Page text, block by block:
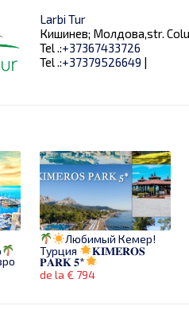
Larbi Tur
Кишинев; Молдова,str.
Tel .:+37367433726
Tel .:+37379526649 |
Любимый Кемер!
Турция
𝐊𝐈𝐌𝐄𝐑𝐎𝐒
𝐏𝐀𝐑𝐊 𝟓*
de la € 794